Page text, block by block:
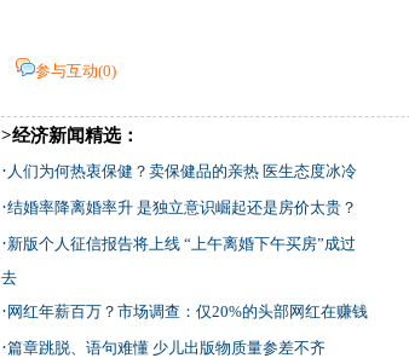
参与互动(0)
>经济新闻精选：
· 人们为何热衷保健？卖保健品的亲热 医生态度冰冷
·结婚率降离婚率升 是独立意识崛起还是房价太贵？
·新版个人征信报告将上线 “上午离婚下午买房”成过
去
·网红年薪百万？市场调查：仅20%的头部网红在赚钱
·篇章跳脱、语句难懂 少儿出版物质量参差不齐